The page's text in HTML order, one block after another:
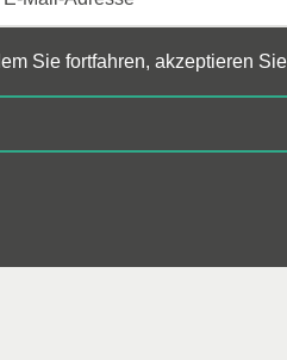
Sie fortfahren, akzeptieren